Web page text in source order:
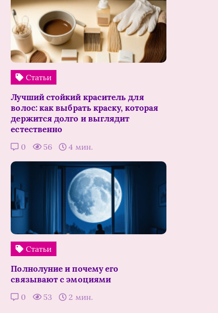
Статьи
Лучший стойкий краситель для
волос: как выбрать краску, которая
держится долго и выглядит
естественно
0 56 4 мин.
Статьи
Полнолуние и почему его
связывают с эмоциями
0 53 2 мин.